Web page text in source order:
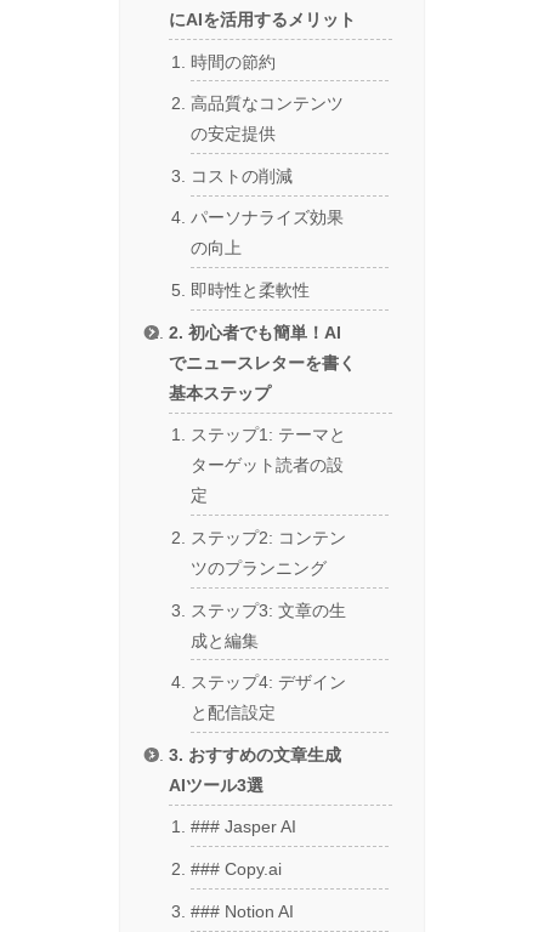
にAIを活用するメリット
時間の節約
高品質なコンテンツ
の安定提供
コストの削減
パーソナライズ効果
の向上
即時性と柔軟性
2. 初心者でも簡単！AI
でニュースレターを書く
基本ステップ
ステップ1: テーマと
ターゲット読者の設
定
ステップ2: コンテン
ツのプランニング
ステップ3: 文章の生
成と編集
ステップ4: デザイン
と配信設定
3. おすすめの文章生成
AIツール3選
### Jasper AI
### Copy.ai
### Notion AI